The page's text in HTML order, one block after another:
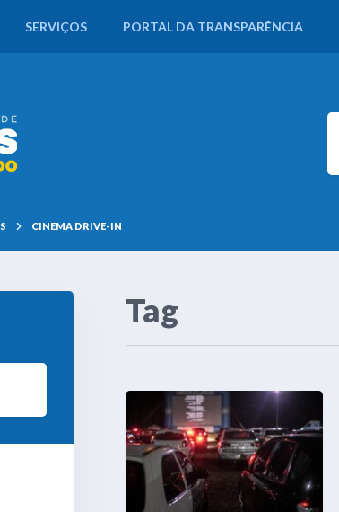
SERVIÇOS PORTAL DA TRANSPARÊNCIA
CINEMA DRIVE-IN
Tag